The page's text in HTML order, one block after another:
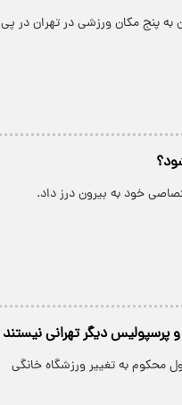
پنج مکان ورزشی در تهران در پی
خود به بیرون درز داد.
پرسپولیس دیگر تهرانی نیستند
محکوم به تغییر ورزشگاه خانگی